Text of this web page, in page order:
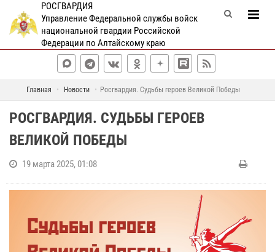
РОСГВАРДИЯ
Управление Федеральной службы войск
национальной гвардии Российской
Федерации по Алтайскому краю
Главная Новости Росгвардия. Судьбы героев Великой Победы
РОСГВАРДИЯ. СУДЬБЫ ГЕРОЕВ
ВЕЛИКОЙ ПОБЕДЫ
19 марта 2025, 01:08